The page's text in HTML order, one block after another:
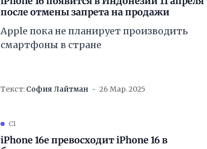
после отмены запрета на продажи
Apple пока не планирует производить
смартфоны в стране
Текст: София Лайтман 26 Мар. 2025
C1
iPhone 16e превосходит iPhone 16 в